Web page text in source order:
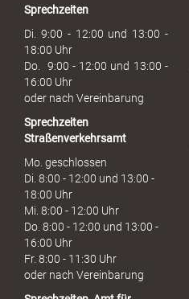
u
h
Sprechzeiten
Di. 9:00 - 12:00 und 13:00 -
18:00 Uhr
Do. 9:00 - 12:00 und 13:00 -
16:00 Uhr
oder nach Vereinbarung
Sprechzeiten
Straßenverkehrsamt
Mo. geschlossen
Di. 8:00 - 12:00 und 13:00 -
18:00 Uhr
Mi. 8:00 - 12:00 Uhr
Do. 8:00 - 12:00 und 13:00 -
16:00 Uhr
Fr. 8:00 - 11:30 Uhr
oder nach Vereinbarung